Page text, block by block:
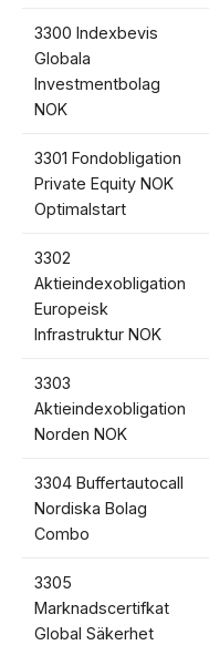
3300 Indexbevis
Globala
Investmentbolag
NOK
3301 Fondobligation
Private Equity NOK
Optimalstart
3302
Aktieindexobligation
Europeisk
Infrastruktur NOK
3303
Aktieindexobligation
Norden NOK
3304 Buffertautocall
Nordiska Bolag
Combo
3305
Marknadscertifkat
Global Säkerhet